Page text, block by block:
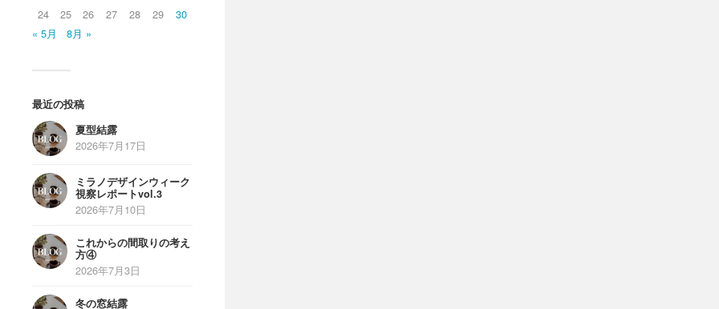
24
25 26 27 28 29
30
« 5月
8月 »
最近の投稿
夏型結露
2026年7月17日
ミラノデザインウィーク
視察レポートvol.3
2026年7月10日
これからの間取りの考え
方④
2026年7月3日
冬の窓結露